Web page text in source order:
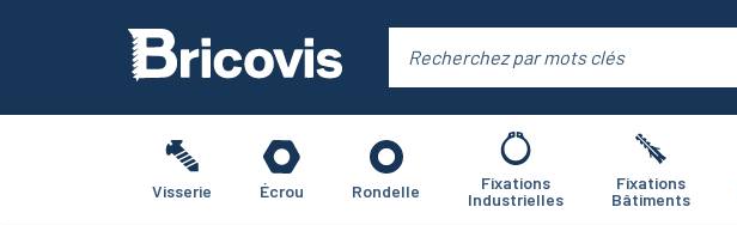
Visserie Écrou Rondelle
Fixations
Industrielles
Fixations
Bâtiments